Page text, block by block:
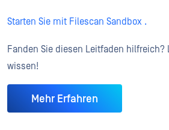
Starten Sie mit Filescan Sandbox .
Fanden Sie diesen Leitfaden hilfreich?
wissen!
Mehr Erfahren